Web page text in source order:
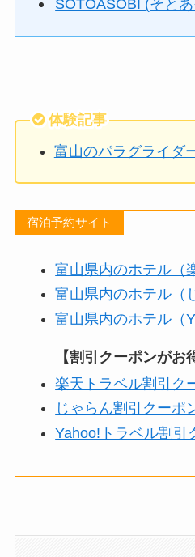
SOTOASOBI (そと
体験記事
富山のパラグライダ
宿泊予約サイト
富山県内のホテル（
富山県内のホテル（
富山県内のホテル（
【割引クーポンがお
楽天トラベル割引ク
じゃらん割引クーポ
Yahoo!トラベル割引